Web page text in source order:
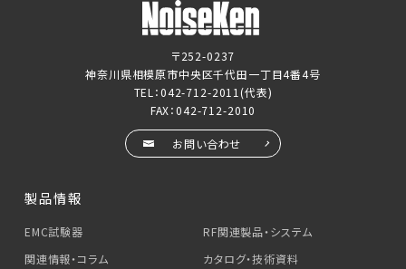
〒252-0237
神奈川県相模原市中央区千代田一丁目4番4号
TEL：042-712-2011 (代表)
FAX：042-712-2010
お問い合わせ
製品情報
EMC試験器
RF関連製品・システム
関連情報・コラム
カタログ・技術資料